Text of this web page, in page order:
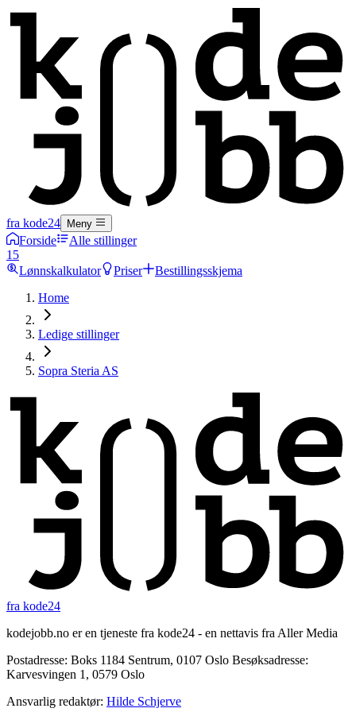
fra kode24 Meny
Forside
Alle stillinger
15
Lønnskalkulator
Priser
Bestillingsskjema
Home
Ledige stillinger
Sopra Steria AS
fra kode24
kodejobb.no er en tjeneste fra kode24 - en nettavis fra Aller Media
Postadresse: Boks 1184 Sentrum, 0107 Oslo Besøksadresse:
Karvesvingen 1, 0579 Oslo
Ansvarlig redaktør: Hilde Schjerve